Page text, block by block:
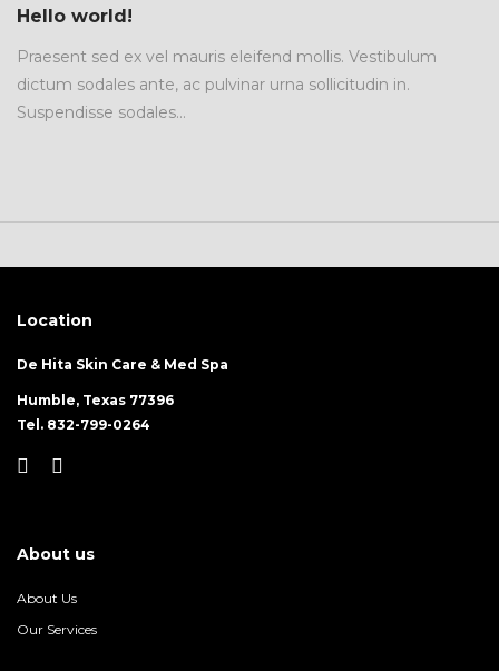
on
Hello world!
Praesent sed ex vel mauris eleifend mollis. Vestibulum
dictum sodales ante, ac pulvinar urna sollicitudin in.
Suspendisse sodales…
Location
De Hita Skin Care & Med Spa
Humble, Texas 77396
Tel. 832-799-0264
About us
About Us
Our Services